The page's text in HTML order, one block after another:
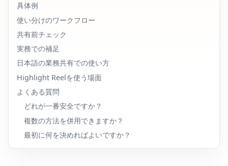
具体例
使い分けのワークフロー
共有前チェック
実務での補足
日本語の業務共有での使い方
Highlight Reelを使う場面
よくある質問
どれが一番安全ですか？
複数の方法を併用できますか？
最初に何を決めればよいですか？